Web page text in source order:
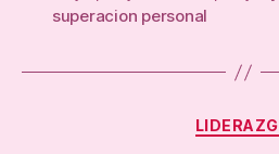
superacion personal